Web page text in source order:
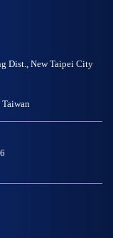
Dist., New Taipei City